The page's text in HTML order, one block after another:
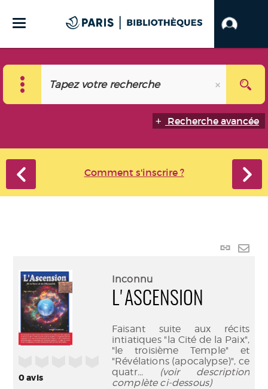
Recherche avancée
Comment s'inscrire ?
Lien
0avis
Inconnu
L'ASCENSION
Faisant suite aux récits
intiatiques "la Cité de la Paix",
"le troisième Temple" et
"Révélations (apocalypse)", ce
quatr... (voir description
complète ci-dessous)